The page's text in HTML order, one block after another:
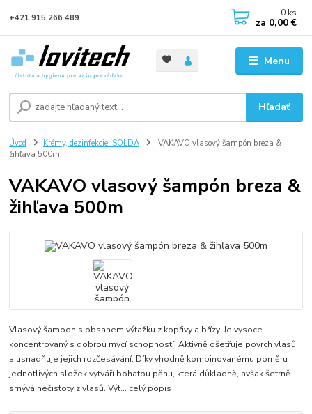
Menu
Hľadať
+421 915 266 489 0 ks
za 0,00 €
Úvod Krémy, dezinfekcie ISOLDA
VAKAVO vlasový šampón breza &
žihľava 500m
VAKAVO vlasový šampón breza &
žihľava 500m
Vlasový šampon s obsahem výtažku z kopřivy a břízy. Je vysoce
koncentrovaný s dobrou mycí schopností. Aktivně ošetřuje povrch vlasů
a usnadňuje jejich rozčesávání. Díky vhodně kombinovanému poměru
jednotlivých složek vytváří bohatou pěnu, která důkladně, avšak šetrně
smývá nečistoty z vlasů. Výt... celý popis